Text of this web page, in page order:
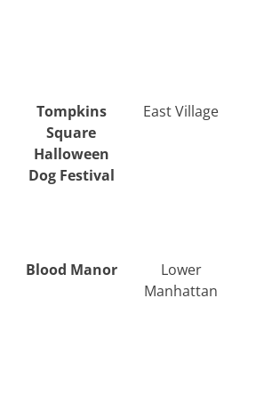
Tompkins
Square
Halloween
Dog Festival
East Village
Blood Manor
Lower
Manhattan